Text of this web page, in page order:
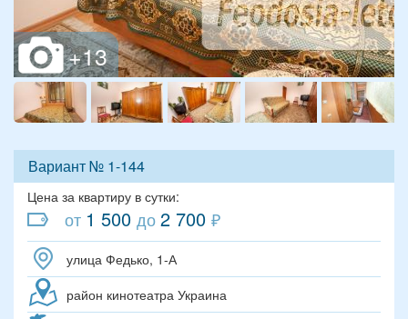
Вариант № 1-144
Цена за квартиру в сутки:
от 1 500 до2 700 ₽
улица Федько, 1-А
район кинотеатра Украина